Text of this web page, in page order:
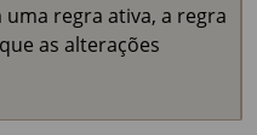
uma regra ativa, a regra
as alterações